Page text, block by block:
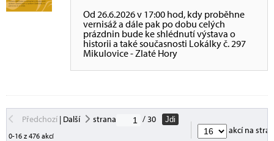
Od 26.6.2026 v 17:00 hod, kdy proběhne
vernisáž a dále pak po dobu celých
prázdnin bude ke shlédnutí výstava o
historii a také současnosti Lokálky č. 297
Mikulovice - Zlaté Hory
Předchozí| Další strana / 30
Jdi
0-16 z 476 akcí
akcí na